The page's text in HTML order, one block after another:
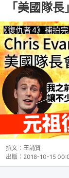
「美國隊
撰文： 王誦賢
出版： 2018-10-15